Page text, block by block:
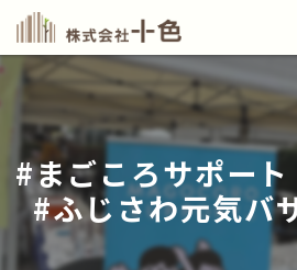
#まごころサポー
#ふじさわ元気バ